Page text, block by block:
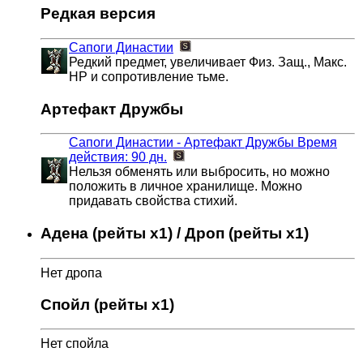
Редкая версия
Сапоги Династии
Редкий предмет, увеличивает Физ. Защ., Макс.
HP и сопротивление тьме.
Артефакт Дружбы
Сапоги Династии - Артефакт Дружбы Время
действия: 90 дн.
Нельзя обменять или выбросить, но можно
положить в личное хранилище. Можно
придавать свойства стихий.
Адена (рейты x1) / Дроп (рейты x1)
Нет дропа
Спойл (рейты x1)
Нет спойла